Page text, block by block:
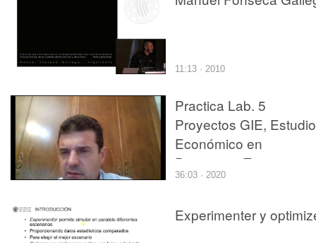
11:13 · 2010
Practica Lab. 5
Proyectos GIE, Estudio
Económico en
Proyectos, Teoria
Introductoria
36:03 · 2020
Experimenter y